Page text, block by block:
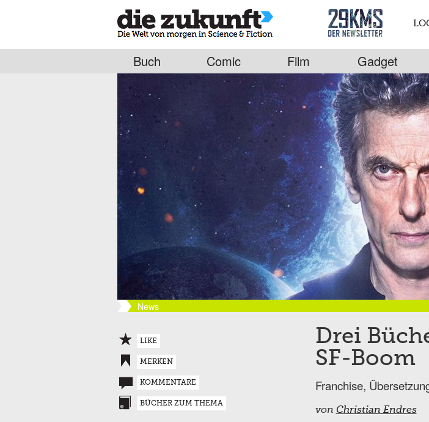
Buch Comic Film Gadget
News
Drei
SF-Boom
Franchise,
von Christian Endres
LIKE
MERKEN
KOMMENTARE
BÜCHER ZUM THEMA